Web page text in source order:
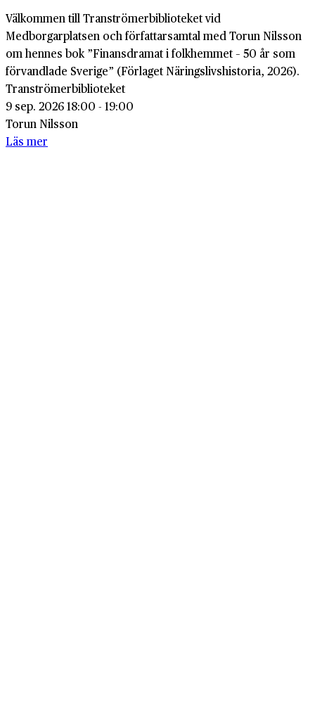
Välkommen till Tranströmerbiblioteket vid
Medborgarplatsen och författarsamtal med Torun Nilsson
om hennes bok ”Finansdramat i folkhemmet – 50 år som
förvandlade Sverige” (Förlaget Näringslivshistoria, 2026).
Tranströmerbiblioteket
9 sep. 2026 18:00 - 19:00
Torun Nilsson
Läs mer